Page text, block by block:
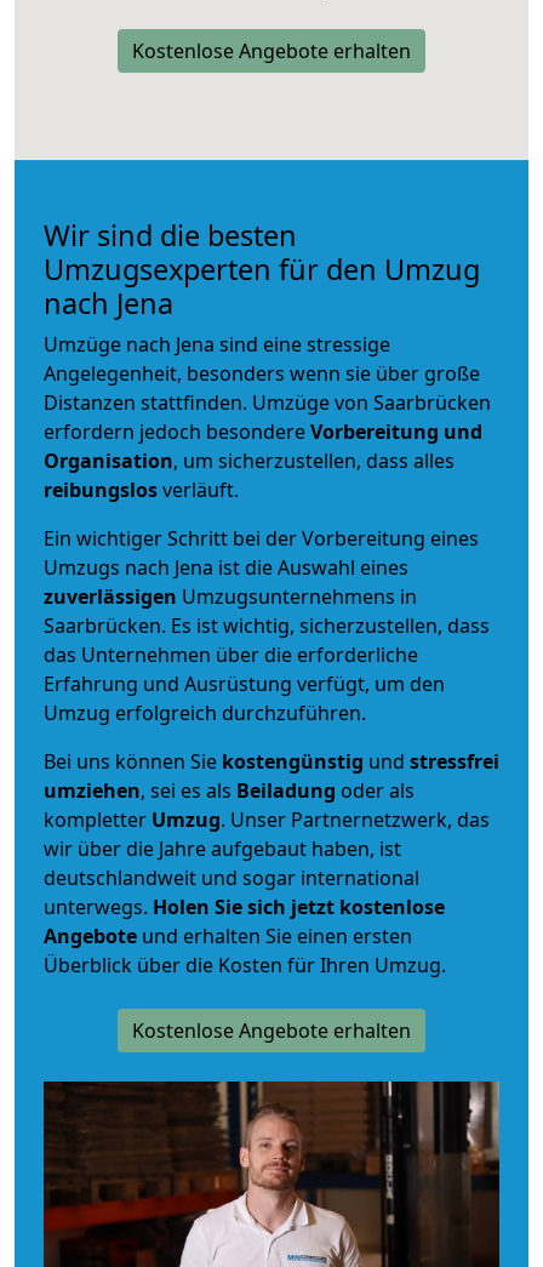
Kostenlose Angebote erhalten
Wir sind die besten
Umzugsexperten für den Umzug
nach Jena
Umzüge nach Jena sind eine stressige
Angelegenheit, besonders wenn sie über große
Distanzen stattfinden. Umzüge von Saarbrücken
erfordern jedoch besondereVorbereitung und
Organisation, um sicherzustellen, dass alles
reibungslosverläuft.
Ein wichtiger Schritt bei der Vorbereitung eines
Umzugs nach Jena ist die Auswahl eines
zuverlässigen Umzugsunternehmens in
Saarbrücken. Es ist wichtig, sicherzustellen, dass
das Unternehmen über die erforderliche
Erfahrung und Ausrüstung verfügt, um den
Umzug erfolgreich durchzuführen.
Bei uns können Sie kostengünstig und stressfrei
umziehen, sei es als Beiladung oder als
kompletter Umzug. Unser Partnernetzwerk, das
wir über die Jahre aufgebaut haben, ist
deutschlandweit und sogar international
unterwegs. Holen Sie sich jetzt kostenlose
Angebote und erhalten Sie einen ersten
Überblick über die Kosten für Ihren Umzug.
Kostenlose Angebote erhalten